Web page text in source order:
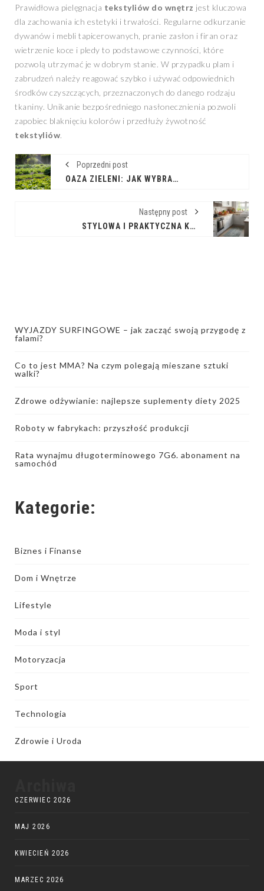
Prawidłowa pielęgnacja tekstyliów do wnętrz jest kluczowa
dla zachowania ich estetyki i trwałości. Regularne odkurzanie
dywanów i mebli tapicerowanych, pranie zasłon i firan oraz
wietrzenie koce i pledy to podstawowe czynności, które
pozwolą utrzymać je w dobrym stanie. W przypadku plam i
zabrudzeń należy reagować szybko i używać odpowiednich
środków czyszczących, przeznaczonych do danego rodzaju
tkaniny. Unikanie bezpośredniego nasłonecznienia pozwoli
zapobiec blaknięciu kolorów i przedłuży żywotność
tekstyliów.
Poprzedni post
OAZA ZIELENI: JAK WYBRAĆ IDEALNE SYSTEMY NAWADNIANIA OGRODU
Następny post
STYLOWA I PRAKTYCZNA KUCHNIA Z WYKORZYSTANIEM TEKSTYLIÓW
WYJAZDY SURFINGOWE – jak zacząć swoją przygodę z
falami?
Co to jest MMA? Na czym polegają mieszane sztuki
walki?
Zdrowe odżywianie: najlepsze suplementy diety 2025
Roboty w fabrykach: przyszłość produkcji
Rata wynajmu długoterminowego 7G6. abonament na
samochód
Kategorie:
Biznes i Finanse
Dom i Wnętrze
Lifestyle
Moda i styl
Motoryzacja
Sport
Technologia
Zdrowie i Uroda
CZERWIEC 2026
MAJ 2026
KWIECIEŃ 2026
MARZEC 2026